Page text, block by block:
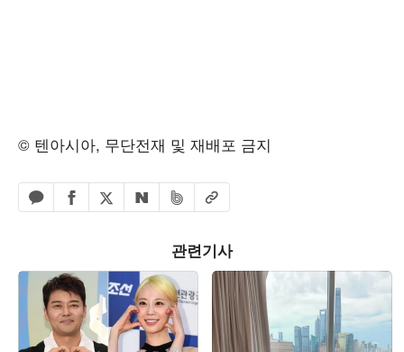
© 텐아시아, 무단전재 및 재배포 금지
카카오톡 공유하기
페이스북 공유하기
엑스 공유하기
네이버 공유하기
밴드 공유하기
URL복사
관련기사